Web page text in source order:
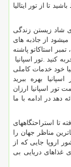
تا از تور ایتالیا
شاد زیستن زندگی
از جاذبه های
استاکاتو پاشنه
کنید .تور اسپانیا
خود خدمات کاملی
بهره ببرید
تور اسپانیا ارزان
دهد در ادامه با ما
تا استراحتگاههای
مناظر جهان را
اروپا جایی که از
غذاهای دریایی بی